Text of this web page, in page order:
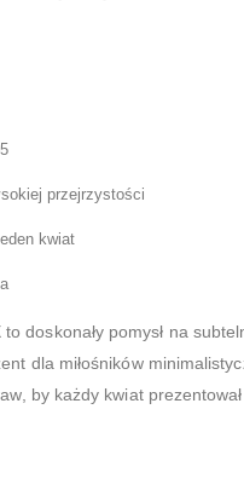
przejrzystości
kwiat
to doskonały pomysł na
dla miłośników
by każdy kwiat